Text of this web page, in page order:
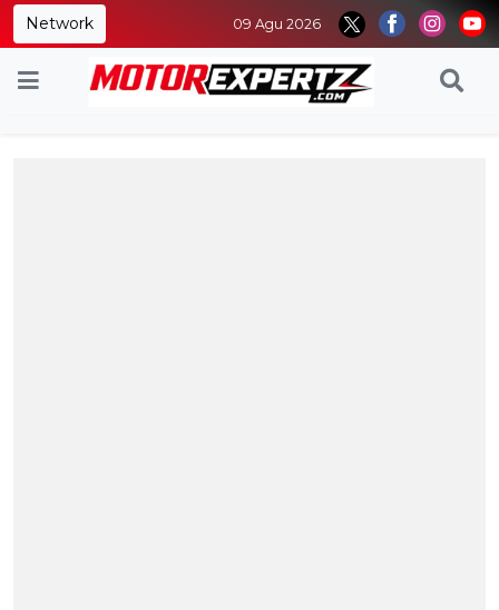
Network 09 Agu 2026